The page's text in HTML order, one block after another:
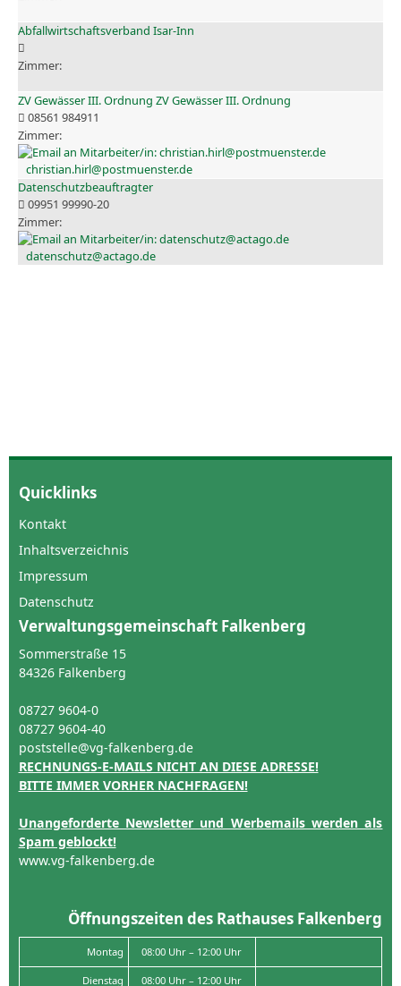
Abfallwirtschaftsverband Isar-Inn
ZV Gewässer III. Ordnung ZV Gewässer III. Ordnung
08561 984911
christian.hirl@postmuenster.de
Datenschutzbeauftragter
09951 99990-20
datenschutz@actago.de
Quicklinks
Kontakt
Inhaltsverzeichnis
Impressum
Datenschutz
Verwaltungsgemeinschaft Falkenberg
Sommerstraße 15
84326 Falkenberg
08727 9604-0
08727 9604-40
poststelle@vg-falkenberg.de
RECHNUNGS-E-MAILS NICHT AN DIESE ADRESSE!
BITTE IMMER VORHER NACHFRAGEN!
Unangeforderte Newsletter und Werbemails werden als
Spam geblockt!
www.vg-falkenberg.de
Öffnungszeiten des Rathauses Falkenberg
Montag 08:00 Uhr – 12:00 Uhr
Dienstag 08:00 Uhr – 12:00 Uhr